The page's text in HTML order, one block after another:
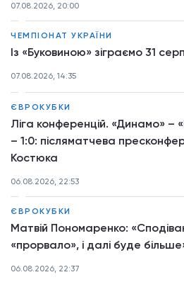
07.08.2026, 20:00
ЧЕМПІОНАТ УКРАЇНИ
Із «Буковиною» зіграємо 31
07.08.2026, 14:35
ЄВРОКУБКИ
Ліга конференцій. «Динамо» –
– 1:0: післяматчева
Костюка
06.08.2026, 22:53
ЄВРОКУБКИ
Матвій Пономаренко:
«прорвало», і далі буде
06.08.2026, 22:37